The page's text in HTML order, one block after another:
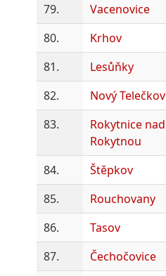
79.
Vacenovice
80.
Krhov
81.
Lesůňky
82.
Nový Telečkov
83.
Rokytnice nad
Rokytnou
84. Štěpkov
85.
Rouchovany
86.
Tasov
87.
Čechočovice